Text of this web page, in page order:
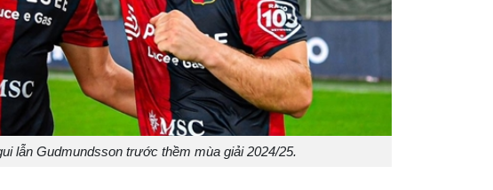
lẫn Gudmundsson trước thềm mùa giải 2024/25.